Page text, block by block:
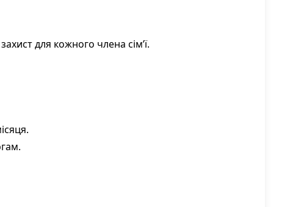
для кожного члена сім’ї.